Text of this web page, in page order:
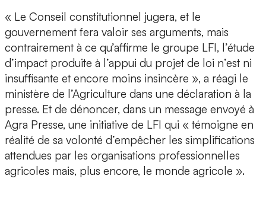
« Le Conseil constitutionnel jugera, et le
gouvernement fera valoir ses arguments, mais
contrairement à ce qu’affirme le groupe LFI, l’étude
d’impact produite à l’appui du projet de loi n’est ni
insuffisante et encore moins insincère », a réagi le
ministère de l’Agriculture dans une déclaration à la
presse. Et de dénoncer, dans un message envoyé à
Agra Presse, une initiative de LFI qui « témoigne en
réalité de sa volonté d’empêcher les simplifications
attendues par les organisations professionnelles
agricoles mais, plus encore, le monde agricole ».